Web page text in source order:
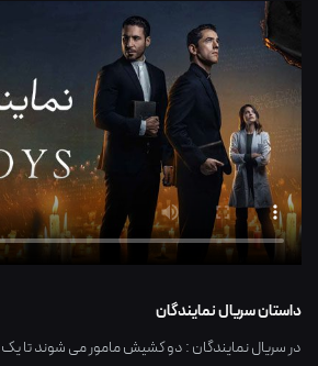
داستان سریال نمایندگان
در سریال نمایندگان : دو کشیش مامور می شوند تا یک